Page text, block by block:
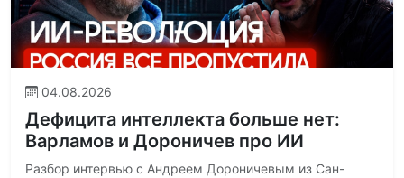
04.08.2026
Дефицита интеллекта больше нет:
Варламов и Дороничев про ИИ
Разбор интервью с Андреем Дороничевым из Сан-